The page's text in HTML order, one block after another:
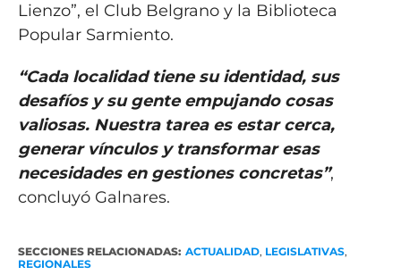
Lienzo”, el Club Belgrano y la Biblioteca
Popular Sarmiento.
“Cada localidad tiene su identidad, sus
desafíos y su gente empujando cosas
valiosas. Nuestra tarea es estar cerca,
generar vínculos y transformar esas
necesidades en gestiones concretas”,
concluyó Galnares.
SECCIONES RELACIONADAS: ACTUALIDAD, LEGISLATIVAS,
REGIONALES